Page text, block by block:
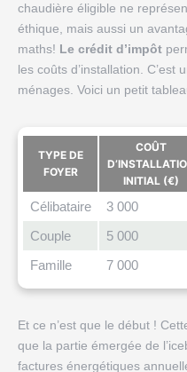
chaudière éligible ne
éthique, mais aussi un
maths! Le crédit d’impôt
les coûts d’installation.
ménages. Voici un petit
TYPE DE
FOYER
COÛT
INITIAL (€)
Célibataire 3 000
Couple
5 000
Famille
7 000
Et ce n’est que le début !
que la partie émergée de
factures énergétiques